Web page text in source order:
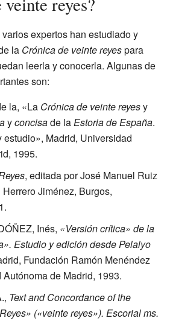
expertos han estudiado y
la Crónica de veinte reyespara
leerla y conocerla. Algunas de
son:
la, «La Crónica de veinte reyesy
yconcisade laEstoria de España.
Madrid, Universidad
1995.
, editada por José Manuel Ruiz
Jiménez, Burgos,
Inés, «Versión crítica» de la
Estudio y edición desde Pelalyo
Fundación Ramón Menéndez
de Madrid, 1993.
Text and Concordance of the
(«veinte reyes»). Escorial ms.